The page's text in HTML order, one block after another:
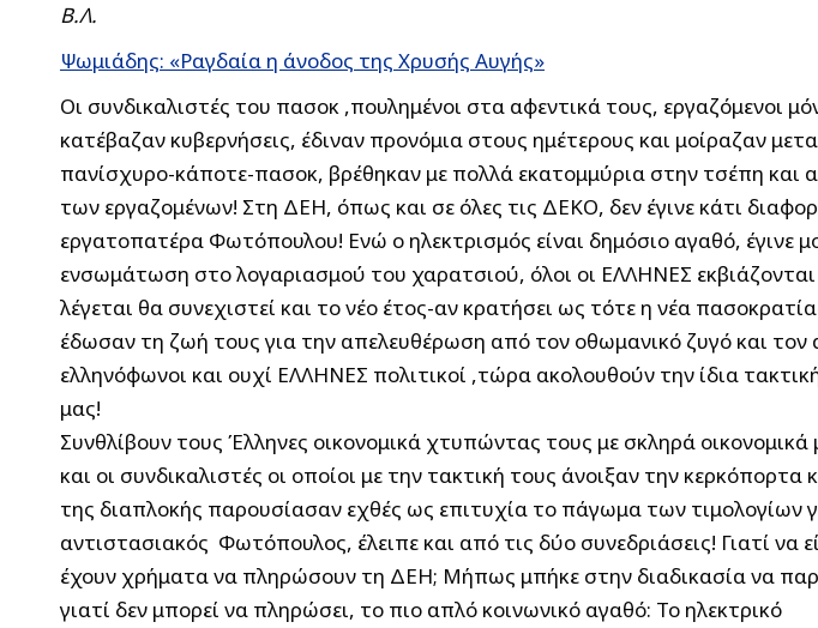
Β.Λ.
Ψωμιάδης: «Ραγδαία η άνοδος της Χρυσής Αυγής»
Οι συνδικαλιστές του πασοκ ,πουλημένοι στα αφεντικά τους, εργαζόμενοι
κατέβαζαν κυβερνήσεις, έδιναν προνόμια στους ημέτερους και μοίραζαν
πανίσχυρο-κάποτε-πασοκ, βρέθηκαν με πολλά εκατομμύρια στην τσέπη και
των εργαζομένων! Στη ΔΕΗ, όπως και σε όλες τις ΔΕΚΟ, δεν έγινε κάτι
εργατοπατέρα Φωτόπουλου! Ενώ ο ηλεκτρισμός είναι δημόσιο αγαθό,
ενσωμάτωση στο λογαριασμού του χαρατσιού, όλοι οι ΕΛΛΗΝΕΣ
λέγεται θα συνεχιστεί και το νέο έτος-αν κρατήσει ως τότε η νέα
έδωσαν τη ζωή τους για την απελευθέρωση από τον οθωμανικό ζυγό και
ελληνόφωνοι και ουχί ΕΛΛΗΝΕΣ πολιτικοί ,τώρα ακολουθούν την ίδια
μας!
Συνθλίβουν τους Έλληνες οικονομικά χτυπώντας τους με σκληρά
και οι συνδικαλιστές οι οποίοι με την τακτική τους άνοιξαν την
της διαπλοκής παρουσίασαν εχθές ως επιτυχία το πάγωμα των τιμολογίων
αντιστασιακός Φωτόπουλος, έλειπε και από τις δύο συνεδριάσεις! Γιατί
έχουν χρήματα να πληρώσουν τη ΔΕΗ; Μήπως μπήκε στην διαδικασία να
γιατί δεν μπορεί να πληρώσει, το πιο απλό κοινωνικό αγαθό: Το ηλεκτρικό